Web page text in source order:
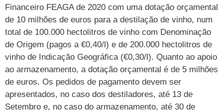
Financeiro FEAGA de 2020 com uma dotação orçamental
de 10 milhões de euros para a destilação de vinho, num
total de 100.000 hectolitros de vinho com Denominação
de Origem (pagos a €0,40/l) e de 200.000 hectolitros de
vinho de Indicação Geográfica (€0,30/l). Quanto ao apoio
ao armazenamento, a dotação orçamental é de 5 milhões
de euros. Os pedidos de pagamento devem ser
apresentados, no caso dos destiladores, até 13 de
Setembro e, no caso do armazenamento, até 30 de